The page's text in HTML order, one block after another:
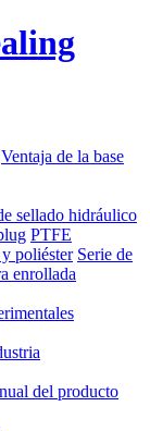
Ventaja de la base
sellado hidráulico
PTFE
poliéster Serie de
enrollada
del producto